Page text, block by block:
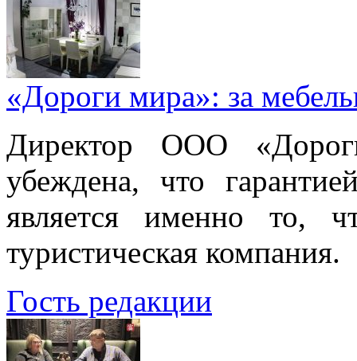
«Дороги мира»: за
Директор ООО
убеждена, что
является именно то,
туристическая компания.
Гость редакции